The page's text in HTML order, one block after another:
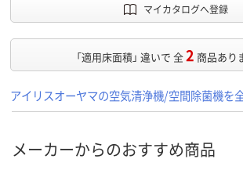
マイカタログへ登録
「適用床面積」 違いで 全2 商品あり
アイリスオーヤマの空気清浄機/空間除菌機を
メーカーからのおすすめ商品